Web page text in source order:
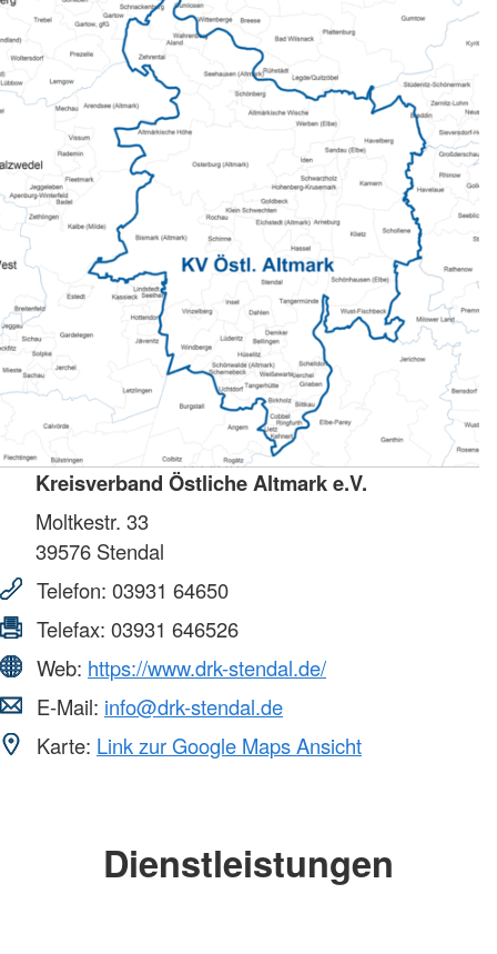
Kreisverband Östliche Altmark e.V.
Moltkestr. 33
39576 Stendal
Telefon: 03931 64650
Telefax: 03931 646526
Web: https://www.drk-stendal.de/
E-Mail: info@drk-stendal.de
Karte: Link zur Google Maps Ansicht
Dienstleistungen